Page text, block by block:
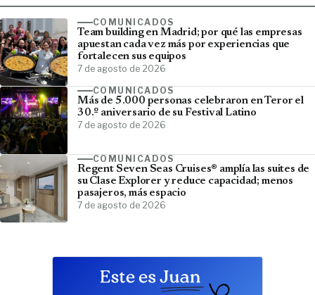
COMUNICADOS
Team building en Madrid; por qué las empresas
apuestan cada vez más por experiencias que
fortalecen sus equipos
7 de agosto de 2026
COMUNICADOS
Más de 5.000 personas celebraron en Teror el
30.º aniversario de su Festival Latino
7 de agosto de 2026
COMUNICADOS
Regent Seven Seas Cruises® amplía las suites de
su Clase Explorer y reduce capacidad; menos
pasajeros, más espacio
7 de agosto de 2026